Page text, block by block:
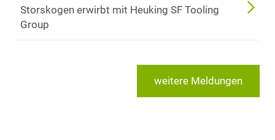
Storskogen erwirbt mit Heuking SF Tooling
Group
weitere Meldungen